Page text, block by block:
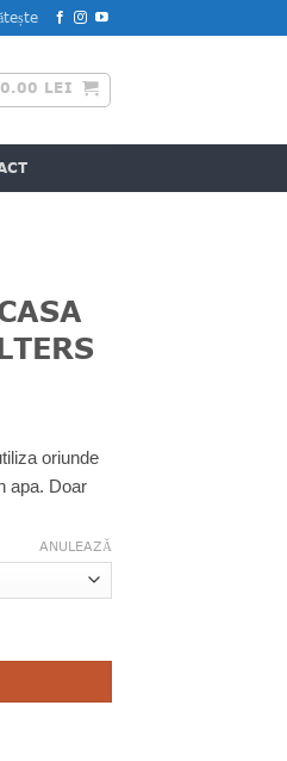
0.00 LEI
oriunde
apa. Doar
ANULEAZĂ